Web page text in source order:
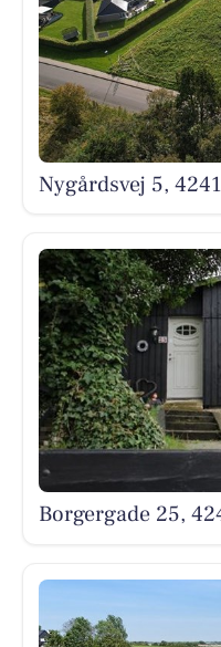
Nygårdsvej 5,
Borgergade 25,